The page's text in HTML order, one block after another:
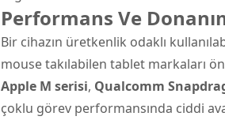
Performans Ve
Bir cihazın üretkenlik odaklı
mouse takılabilen tablet markaları
Apple M serisi, Qualcomm
çoklu görev performansında ciddi